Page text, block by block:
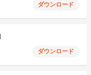
ダウンロード
ダウンロード